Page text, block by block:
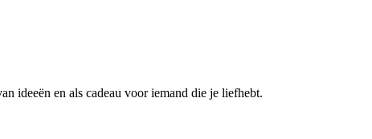
ideeën en als cadeau voor iemand die je liefhebt.